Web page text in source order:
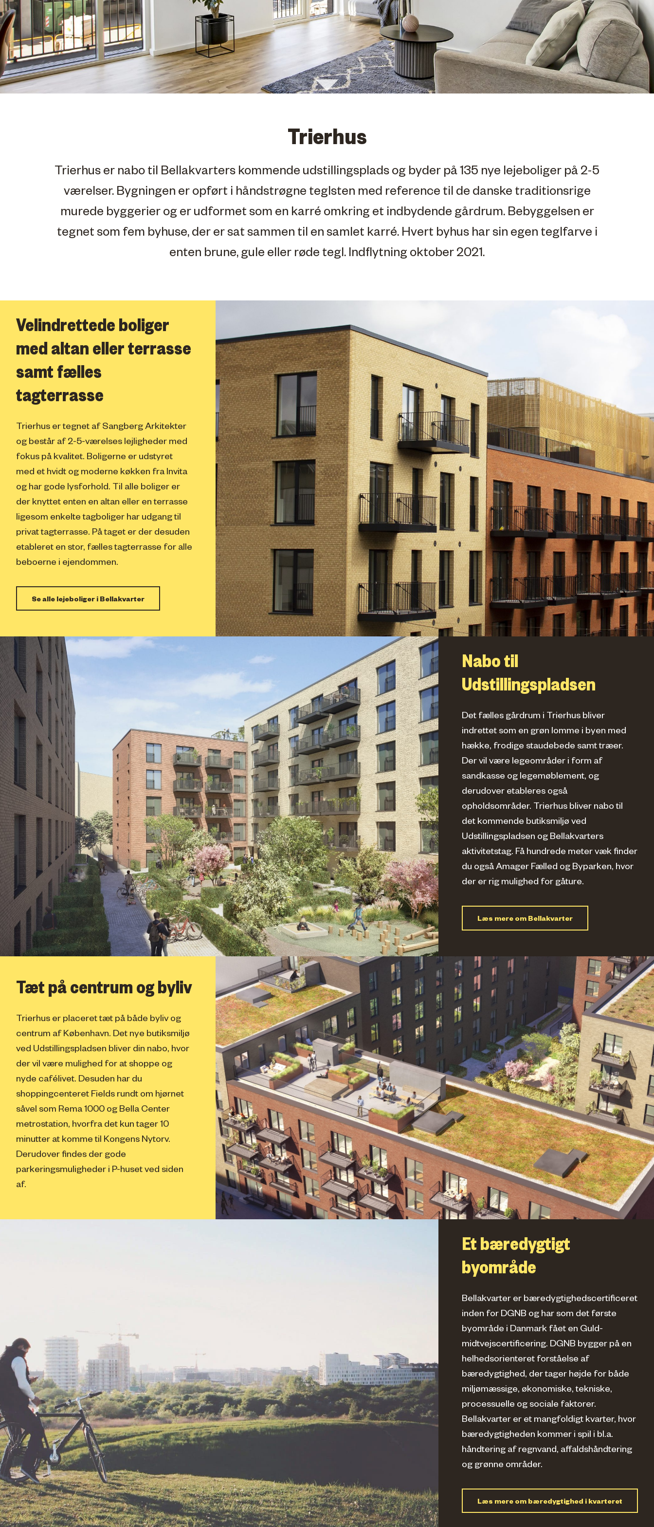
Trierhus
Trierhus er nabo til Bellakvarters kommende udstillingsplads og byder på 135 nye lejeboliger på 2-5
værelser. Bygningen er opført i håndstrøgne teglsten med reference til de danske traditionsrige
murede byggerier og er udformet som en karré omkring et indbydende gårdrum. Bebyggelsen er
tegnet som fem byhuse, der er sat sammen til en samlet karré. Hvert byhus har sin egen teglfarve i
enten brune, gule eller røde tegl. Indflytning oktober 2021.
Velindrettede boliger
med altan eller terrasse
samt fælles
tagterrasse
Trierhus er tegnet af Sangberg Arkitekter
og består af 2-5-værelses lejligheder med
fokus på kvalitet. Boligerne er udstyret
med et hvidt og moderne køkken fra Invita
og har gode lysforhold. Til alle boliger er
der knyttet enten en altan eller en terrasse
ligesom enkelte tagboliger har udgang til
privat tagterrasse. På taget er der desuden
etableret en stor, fælles tagterrasse for alle
beboerne i ejendommen.
Se alle lejeboliger i Bellakvarter
Nabo til
Udstillingspladsen
Det fælles gårdrum i Trierhus bliver
indrettet som en grøn lomme i byen med
hække, frodige staudebede samt træer.
Der vil være legeområder i form af
sandkasse og legemøblement, og
derudover etableres også
opholdsområder. Trierhus bliver nabo til
det kommende butiksmiljø ved
Udstillingspladsen og Bellakvarters
aktivitetstag. Få hundrede meter væk finder
du også Amager Fælled og Byparken, hvor
der er rig mulighed for gåture.
Læs mere om Bellakvarter
Tæt på centrum og byliv
Trierhus er placeret tæt på både byliv og
centrum af København. Det nye butiksmiljø
ved Udstillingspladsen bliver din nabo, hvor
der vil være mulighed for at shoppe og
nyde cafélivet. Desuden har du
shoppingcenteret Fields rundt om hjørnet
såvel som Rema 1000 og Bella Center
metrostation, hvorfra det kun tager 10
minutter at komme til Kongens Nytorv.
Derudover findes der gode
parkeringsmuligheder i P-huset ved siden
af.
Et bæredygtigt
byområde
Bellakvarter er bæredygtighedscertificeret
inden for DGNB og har som det første
byområde i Danmark fået en Guld-
midtvejscertificering. DGNB bygger på en
helhedsorienteret forståelse af
bæredygtighed, der tager højde for både
miljømæssige, økonomiske, tekniske,
processuelle og sociale faktorer.
Bellakvarter er et mangfoldigt kvarter, hvor
bæredygtigheden kommer i spil i bl.a.
håndtering af regnvand, affaldshåndtering
og grønne områder.
Læs mere om bæredygtighed i kvarteret